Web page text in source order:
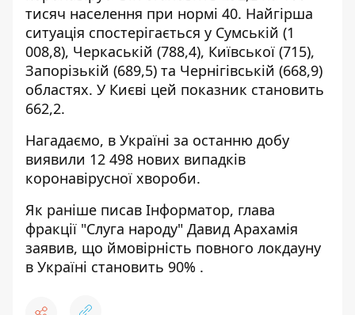
тисяч населення при нормі 40. Найгірша
ситуація спостерігається у Сумській (1
008,8), Черкаській (788,4), Київської (715),
Запорізькій (689,5) та Чернігівській (668,9)
областях. У Києві цей показник становить
662,2.
Нагадаємо, в Україні за останню добу
виявили 12 498 нових випадків
коронавірусної хвороби.
Як раніше писав Інформатор, глава
фракції "Слуга народу" Давид Арахамія
заявив, що ймовірність повного локдауну
в Україні становить 90% .